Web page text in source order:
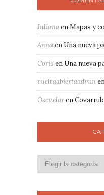
JulianaenMapas y
Annaen Una nueva
Coris en Una nueva
vueltaabiertaadmin
Oscuelaren